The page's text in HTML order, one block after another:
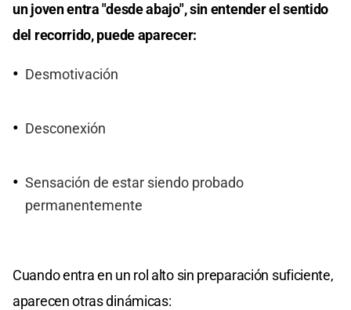
un joven entra "desde abajo", sin entender el sentido
del recorrido, puede aparecer:
Desmotivación
Desconexión
Sensación de estar siendo probado
permanentemente
Cuando entra en un rol alto sin preparación suficiente,
aparecen otras dinámicas: